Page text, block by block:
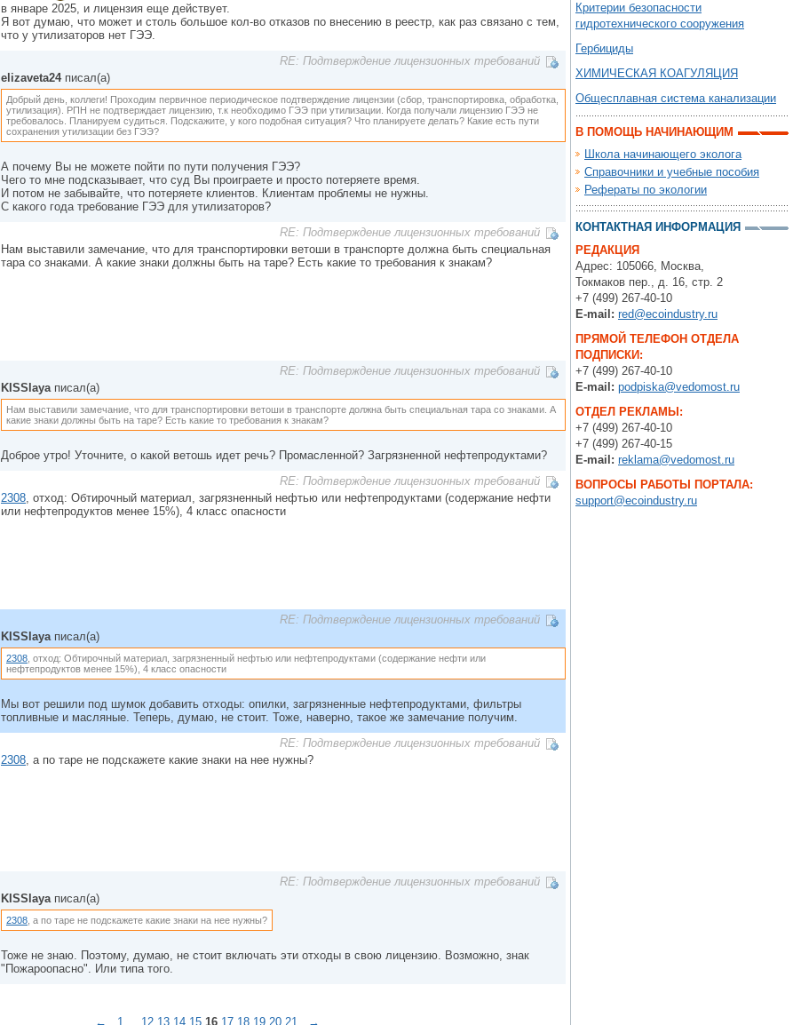
в январе 2025, и лицензия еще действует.
Я вот думаю, что может и столь большое кол-во отказов по внесению в реестр, как раз связано с тем,
что у утилизаторов нет ГЭЭ.
RE: Подтверждение лицензионных требований
elizaveta24писал(а)
Добрый день, коллеги! Проходим первичное периодическое подтверждение лицензии (сбор, транспортировка, обработка,
утилизация). РПН не подтверждает лицензию, т.к необходимо ГЭЭ при утилизации. Когда получали лицензию ГЭЭ не
требовалось. Планируем судиться. Подскажите, у кого подобная ситуация? Что планируете делать? Какие есть пути
сохранения утилизации без ГЭЭ?
А почему Вы не можете пойти по пути получения ГЭЭ?
Чего то мне подсказывает, что суд Вы проиграете и просто потеряете время.
И потом не забывайте, что потеряете клиентов. Клиентам проблемы не нужны.
С какого года требование ГЭЭ для утилизаторов?
RE: Подтверждение лицензионных требований
Нам выставили замечание, что для транспортировки ветоши в транспорте должна быть специальная
тара со знаками. А какие знаки должны быть на таре? Есть какие то требования к знакам?
RE: Подтверждение лицензионных требований
KISSlayaписал(а)
Нам выставили замечание, что для транспортировки ветоши в транспорте должна быть специальная тара со знаками. А
какие знаки должны быть на таре? Есть какие то требования к знакам?
Доброе утро! Уточните, о какой ветошь идет речь? Промасленной? Загрязненной нефтепродуктами?
RE: Подтверждение лицензионных требований
2308, отход: Обтирочный материал, загрязненный нефтью или нефтепродуктами (содержание нефти
или нефтепродуктов менее 15%), 4 класс опасности
RE: Подтверждение лицензионных требований
KISSlayaписал(а)
2308 , отход: Обтирочный материал, загрязненный нефтью или нефтепродуктами (содержание нефти или
нефтепродуктов менее 15%), 4 класс опасности
Мы вот решили под шумок добавить отходы: опилки, загрязненные нефтепродуктами, фильтры
топливные и масляные. Теперь, думаю, не стоит. Тоже, наверно, такое же замечание получим.
RE: Подтверждение лицензионных требований
2308, а по таре не подскажете какие знаки на нее нужны?
RE: Подтверждение лицензионных требований
KISSlayaписал(а)
2308 , а по таре не подскажете какие знаки на нее нужны?
Тоже не знаю. Поэтому, думаю, не стоит включать эти отходы в свою лицензию. Возможно, знак
"Пожароопасно". Или типа того.
← 1 12 13 14 15 16 17 18 19 20 21 →
Критерии безопасности
гидротехнического сооружения
Гербициды
ХИМИЧЕСКАЯ КОАГУЛЯЦИЯ
Общесплавная система канализации
В ПОМОЩЬ НАЧИНАЮЩИМ
Школа начинающего эколога
Справочники и учебные пособия
Рефераты по экологии
КОНТАКТНАЯ ИНФОРМАЦИЯ
РЕДАКЦИЯ
Адрес: 105066, Москва,
Токмаков пер., д. 16, стр. 2
+7 (499) 267-40-10
E-mail: red@ecoindustry.ru
ПРЯМОЙ ТЕЛЕФОН ОТДЕЛА
ПОДПИСКИ:
+7 (499) 267-40-10
E-mail: podpiska@vedomost.ru
ОТДЕЛ РЕКЛАМЫ:
+7 (499) 267-40-10
+7 (499) 267-40-15
E-mail: reklama@vedomost.ru
ВОПРОСЫ РАБОТЫ ПОРТАЛА:
support@ecoindustry.ru